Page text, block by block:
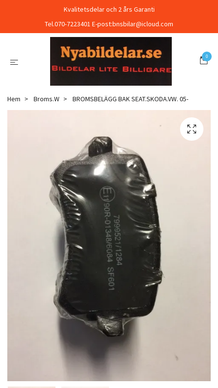
Kvalitetsdelar och 2 års Garanti
Tel.070-7223401 E-post:bnsbilar@icloud.com
0
Hem Broms.W BROMSBELÄGG BAK SEAT.SKODA.VW. 05-